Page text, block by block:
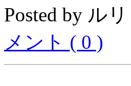
Posted by ル
メント ( 0 )